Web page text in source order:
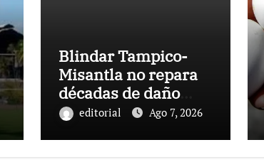
Blindar Tampico-
Misantla no repara
décadas de daño
petrolero en
editorial Ago 7, 2026